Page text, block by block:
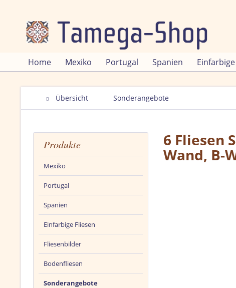
Home Mexiko Portugal Spanien
Übersicht Sonderangebote
Produkte
Mexiko
Portugal
Spanien
Einfarbige Fliesen
Fliesenbilder
Bodenfliesen
Sonderangebote
6 Fliesen
Wand, B-